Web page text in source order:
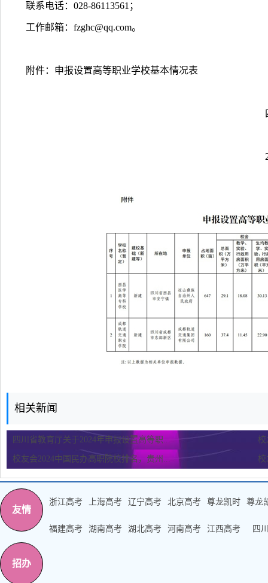
联系电话：028-86113561；
工作邮箱： fzghc@qq.com。
附件：申报设置高等职业学校基本情况表
四川省教
2024年2月
相关新闻
四川省教育厅关于2024年申报设置高等职...
校友会2024中国民办高职院校排名，贵州...
友情
浙江高考 上海高考 辽宁高考 北京高考 尊龙凯时 尊龙
福建高考 湖南高考 湖北高考 河南高考 江西高考 四
招办